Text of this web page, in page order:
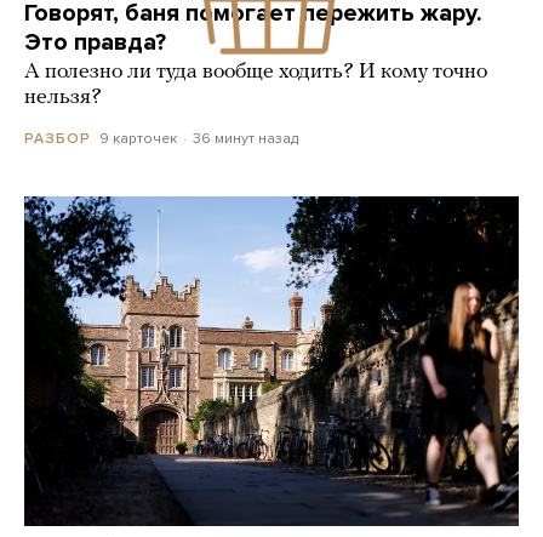
Говорят, баня помогает пережить жару.
Это правда?
А полезно ли туда вообще ходить? И кому точно
нельзя?
РАЗБОР 9 карточек 36 минут назад